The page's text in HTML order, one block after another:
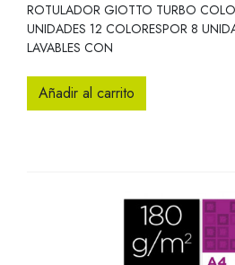
ROTULADOR GIOTTO TURBO
UNIDADES 12 COLORESPOR 8
LAVABLES CON
Añadir al carrito